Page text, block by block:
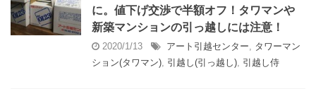
に。値下げ交渉で半額オフ！タワマンや
新築マンションの引っ越しには注意！
2020/1/13 アート引越センター, タワーマン
ション(タワマン), 引越し(引っ越し), 引越し侍